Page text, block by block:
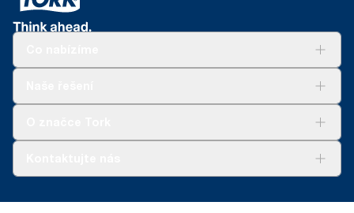
materiálu zahrnujícího dutinky a dvě vrstvy plastového obalu.
zásobníky prodávané nebo pronajímané v Evropě (s výjimkou
Francie) od května 2023. Výrobek s certifikací ClimatePartner:
Platí pro evropský sortiment náplní Tork OptiServe® na jedno
v kombinaci s údaji o spotřebě. Vzhledem k tomu, že tyto údaje
reception.prague@essity.com